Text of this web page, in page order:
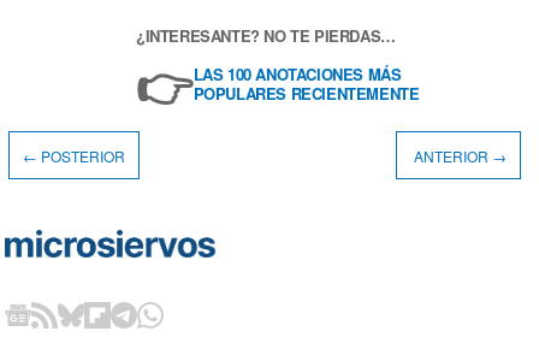
¿INTERESANTE? NO TE PIERDAS…
👉LAS 100 ANOTACIONES MÁS
POPULARES RECIENTEMENTE
← POSTERIOR ANTERIOR →